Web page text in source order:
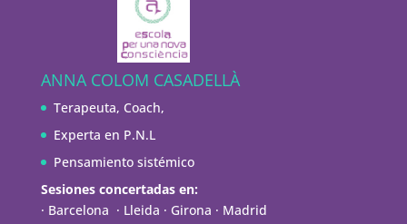
ANNA COLOM CASADELLÀ
Terapeuta, Coach,
Experta en P.N.L
Pensamiento sistémico
Sesiones concertadas en:
· Barcelona · Lleida · Girona · Madrid